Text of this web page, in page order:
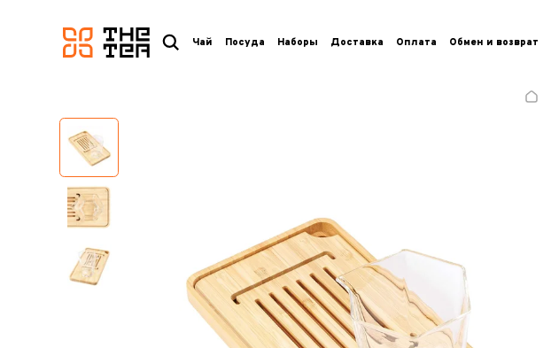
логотип
Чай Посуда Наборы Доставка Оплата Обмен и возврат